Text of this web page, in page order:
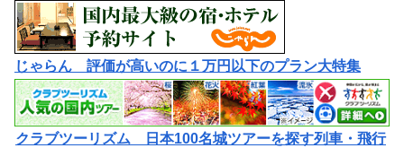
じゃらん 評価が高いのに１万円以下のプラン大特集
クラブツーリズム 日本100名城ツアーを探す列車・飛行